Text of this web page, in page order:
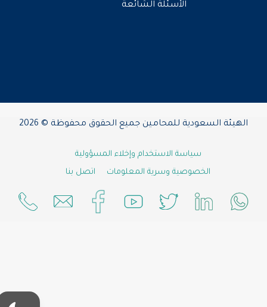
الأسئلة الشائعة
الهيئة السعودية للمحامين جميع الحقوق محفوظة © 2026
سياسة الاستخدام وإخلاء المسؤولية
الخصوصية وسرية المعلومات
اتصل بنا